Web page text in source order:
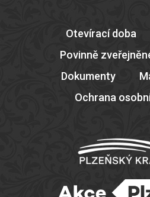
Otevírací doba
Povinně
Dokumenty
Ochrana